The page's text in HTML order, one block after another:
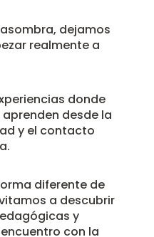
dejamos
realmente a
donde
desde la
y el contacto
diferente de
a descubrir
y
con la